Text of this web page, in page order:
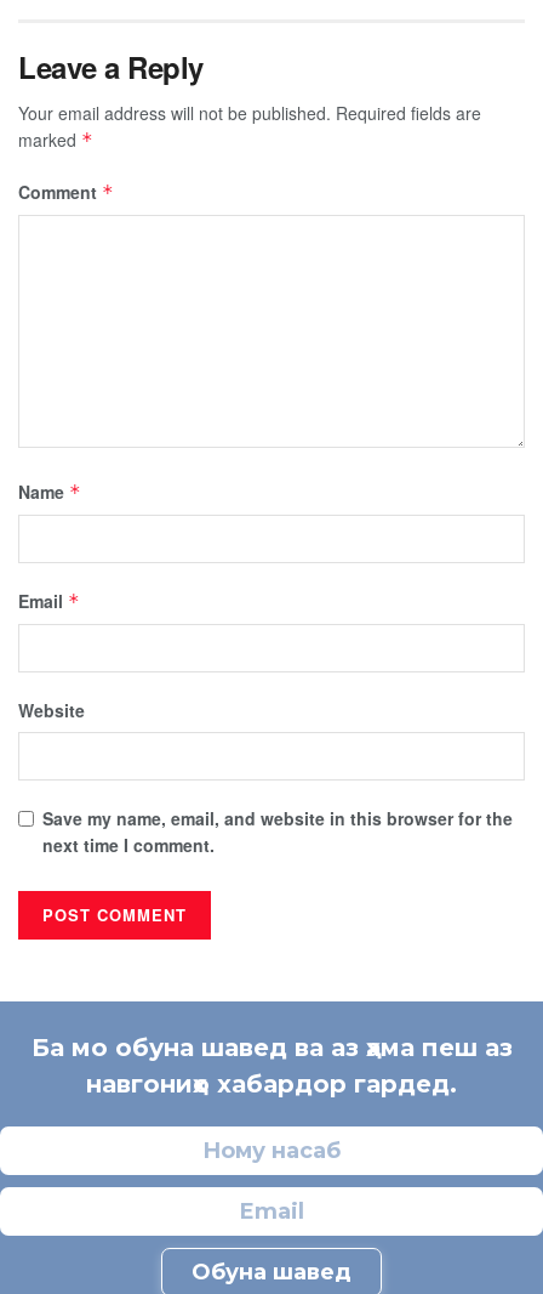
Leave a Reply
Your email address will not be published. Required fields are
marked *
Comment *
Name *
Email *
Website
Save my name, email, and website in this browser for the
next time I comment.
Ба мо обуна шавед ва аз ҳама пеш аз
навгониҳо хабардор гардед.
Обуна шавед